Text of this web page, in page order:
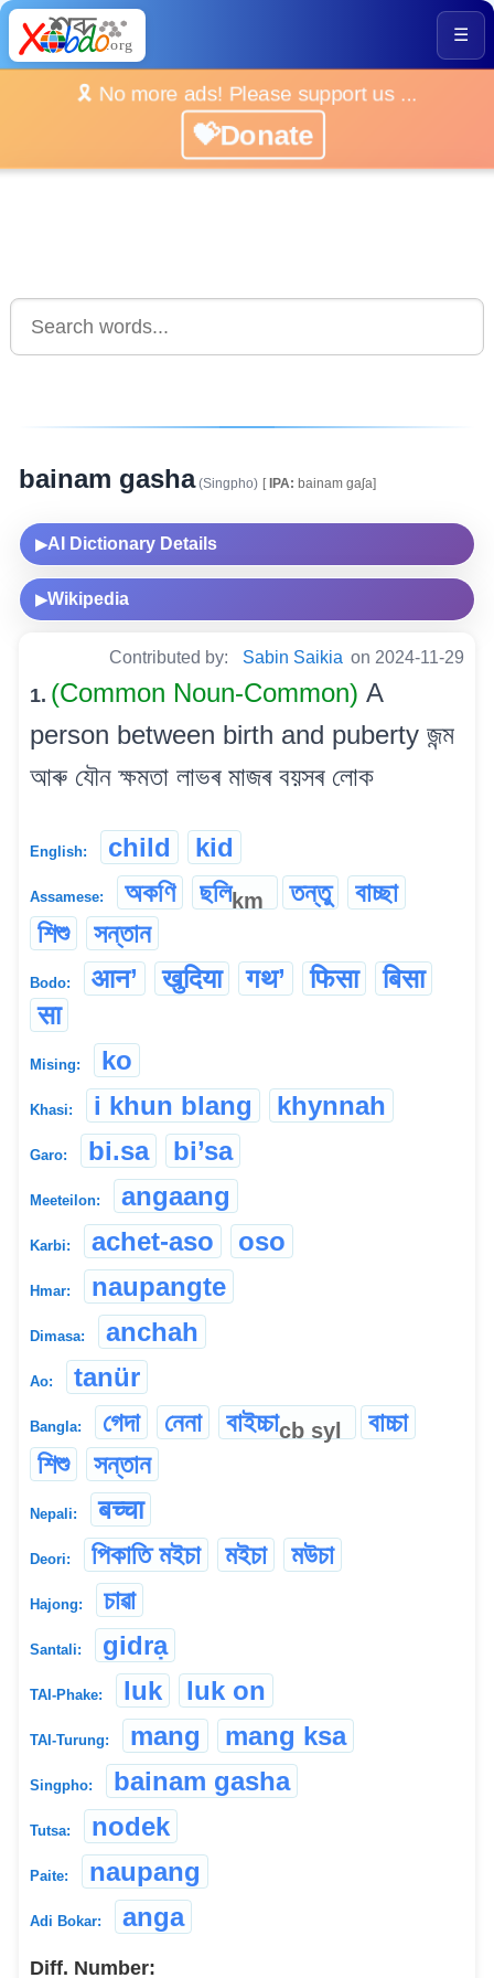
☰
🎗️ No more ads! Please support us ...
💝Donate
bainam gasha(Singpho) [IPA: bainam gaʃa]
▶AI Dictionary Details
▶Wikipedia
Contributed by: Sabin Saikia on 2024-11-29
1. (Common Noun-Common) A
person between birth and puberty জন্ম
আৰু যৌন ক্ষমতা লাভৰ মাজৰ বয়সৰ লোক
English: child kid
Assamese: অকণি ছলিkm তন্তু
বাচ্ছা
শিশু
সন্তান
Bodo: आन’ खुदिया गथ’ फिसा
बिसा
सा
Mising: ko
Khasi: i khun blang khynnah
Garo: bi.sa bi’sa
Meeteilon: angaang
Karbi: achet-aso oso
Hmar: naupangte
Dimasa: anchah
Ao: tanür
Bangla: গেদা নেনা বাইচ্চাcb syl
বাচ্চা
শিশু
সন্তান
Nepali: बच्चा
Deori: পিকাতি মইচা মইচা মউচা
Hajong: চাৱা
Santali: gidrạ
TAI-Phake: luk luk on
TAI-Turung: mang mang ksa
Singpho: bainam gasha
Tutsa: nodek
Paite: naupang
Adi Bokar: anga
Diff. Number: